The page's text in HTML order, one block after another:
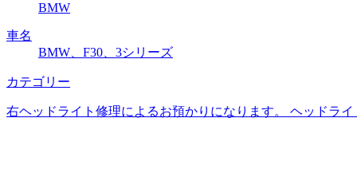
BMW
車名
BMW、F30、3シリーズ
カテゴリー
右ヘッドライト修理によるお預かりになります。 ヘッドラ